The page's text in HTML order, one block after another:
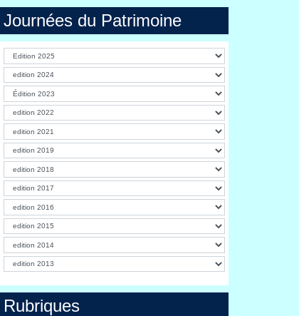
Journées du Patrimoine
Rubriques